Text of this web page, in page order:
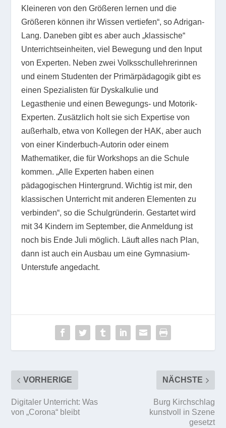
Kleineren von den Größeren lernen und die
Größeren können ihr Wissen vertiefen“, so Adrigan-
Lang. Daneben gibt es aber auch „klassische“
Unterrichtseinheiten, viel Bewegung und den Input
von Experten. Neben zwei Volksschullehrerinnen
und einem Studenten der Primärpädagogik gibt es
einen Spezialisten für Dyskalkulie und
Legasthenie und einen Bewegungs- und Motorik-
Experten. Zusätzlich holt sie sich Expertise von
außerhalb, etwa von Kollegen der HAK, aber auch
von einer Kinderbuch-Autorin oder einem
Mathematiker, die für Workshops an die Schule
kommen. „Alle Experten haben einen
pädagogischen Hintergrund. Wichtig ist mir, den
klassischen Unterricht mit anderen Elementen zu
verbinden“, so die Schulgründerin. Gestartet wird
mit 34 Kindern im September, die Anmeldung ist
noch bis Ende Juli möglich. Läuft alles nach Plan,
dann ist auch ein Ausbau um eine Gymnasium-
Unterstufe angedacht.
VORHERIGE
Digitaler Unterricht: Was
von „Corona“ bleibt
NÄCHSTE
Burg Kirchschlag
kunstvoll in Szene
gesetzt